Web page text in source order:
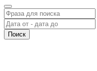
Поиск